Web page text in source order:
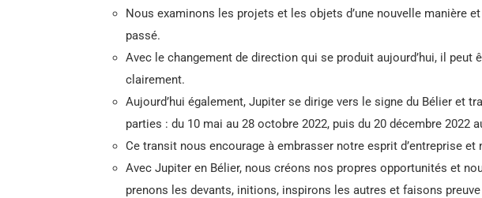
Nous examinons les projets et les objets d’une nouvelle manière
passé.
Avec le changement de direction qui se produit aujourd’hui, il peut
clairement.
Aujourd’hui également, Jupiter se dirige vers le signe du Bélier et
parties : du 10 mai au 28 octobre 2022, puis du 20 décembre 2022
Ce transit nous encourage à embrasser notre esprit d’entreprise et
Avec Jupiter en Bélier, nous créons nos propres opportunités et
prenons les devants, initions, inspirons les autres et faisons